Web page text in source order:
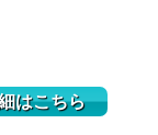
はこちら